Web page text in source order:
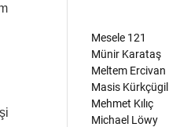
Mesele 121
Münir Karataş
Meltem Ercivan
Masis Kürkçügil
Mehmet Kılıç
Michael Löwy